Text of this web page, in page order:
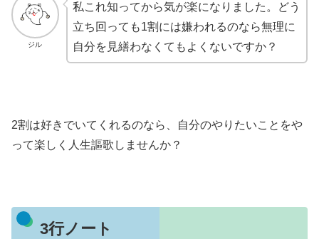
ジル
私これ知ってから気が楽になりました。どう
立ち回っても1割には嫌われるのなら無理に
自分を見繕わなくてもよくないですか？
2割は好きでいてくれるのなら、自分のやりたいことをや
って楽しく人生謳歌しませんか？
3行ノート